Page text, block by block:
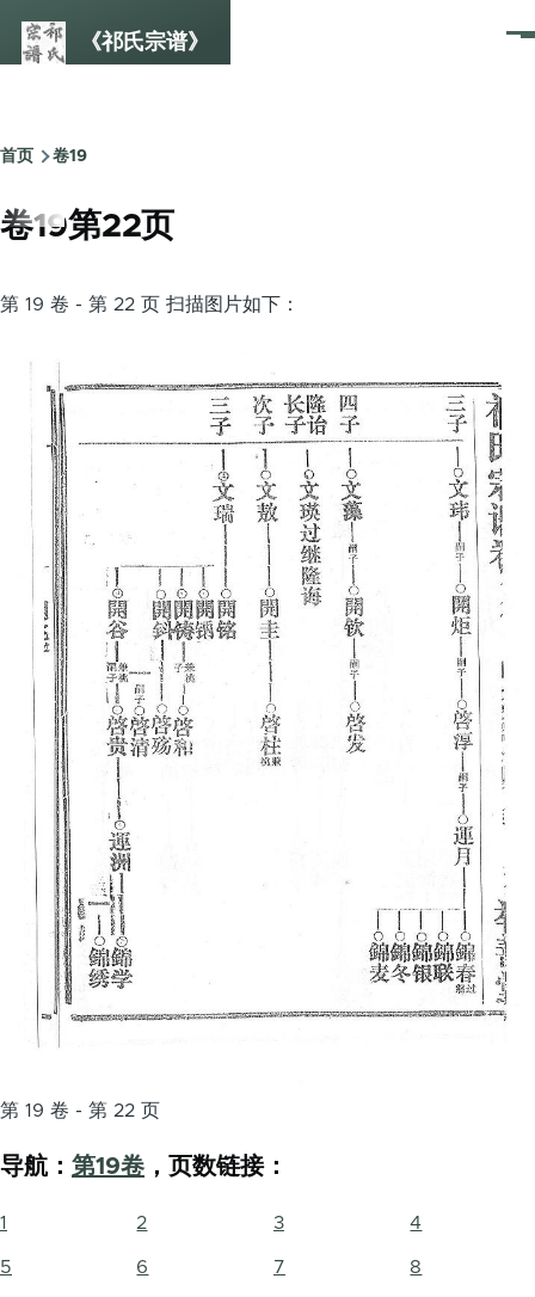
《祁氏宗谱》
菜
面
包
屑
首页 卷19
卷19第22页
第 19 卷 - 第 22 页 扫描图片如下：
第 19 卷 - 第 22 页
导航： 第19卷 ，页数链接：
1 2 3 4
5 6 7 8